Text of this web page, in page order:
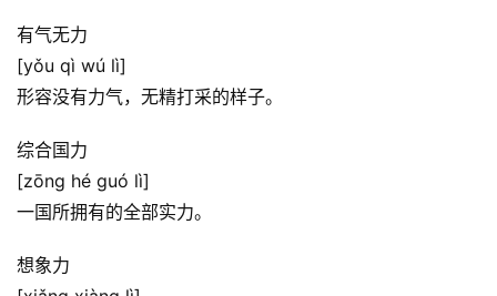
有气无力
[yǒu qì wú lì]
形容没有力气，无精打采的样子。
综合国力
[zōng hé guó lì]
一国所拥有的全部实力。
想象力